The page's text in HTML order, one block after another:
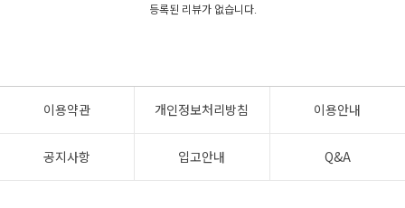
등록된 리뷰가 없습니다.
이용약관 개인정보처리방침 이용안내
공지사항 입고안내 Q&A